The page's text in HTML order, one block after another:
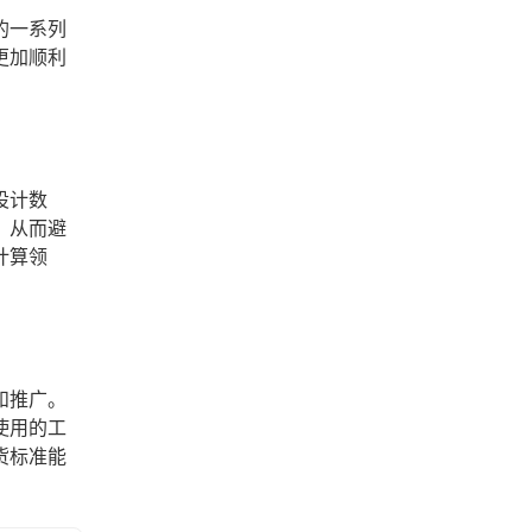
一系列
顺利
计数
从而避
算领
广。
用的工
标准能